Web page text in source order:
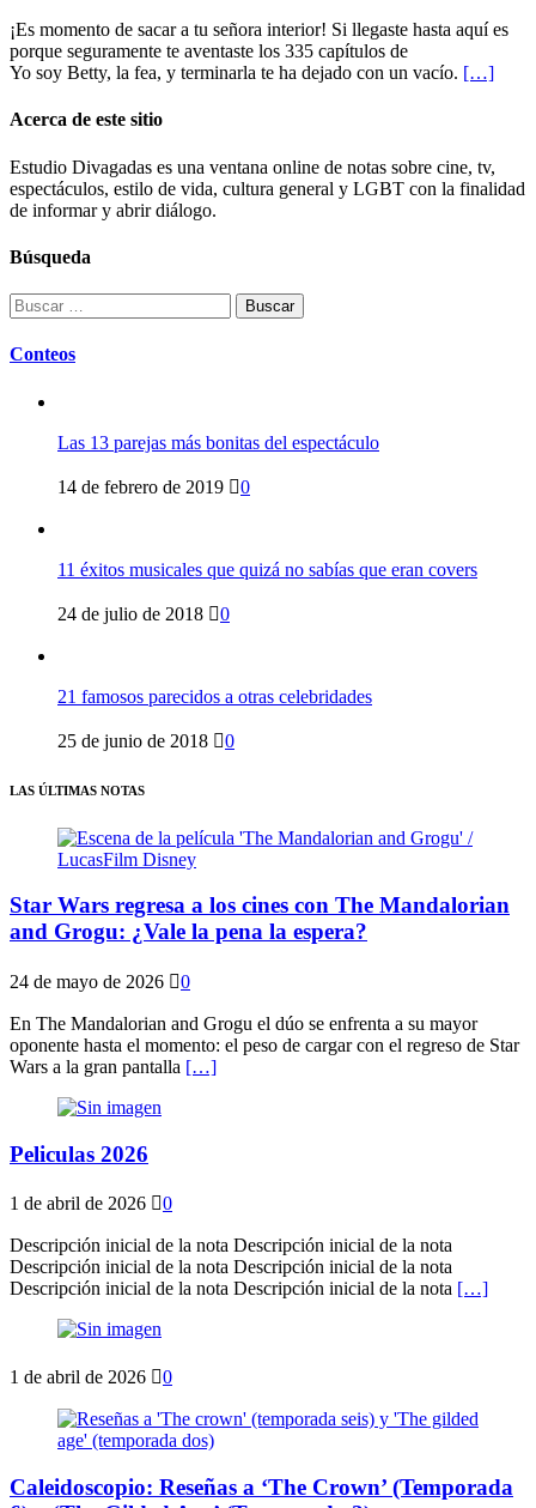
¡Es momento de sacar a tu señora interior! Si llegaste hasta aquí es
porque seguramente te aventaste los 335 capítulos de
Yo soy Betty, la fea, y terminarla te ha dejado con un vacío. […]
Acerca de este sitio
Estudio Divagadas es una ventana online de notas sobre cine, tv,
espectáculos, estilo de vida, cultura general y LGBT con la finalidad
de informar y abrir diálogo.
Búsqueda
Buscar:
Conteos
Las 13 parejas más bonitas del espectáculo
14 de febrero de 2019 0
11 éxitos musicales que quizá no sabías que eran covers
24 de julio de 2018 0
21 famosos parecidos a otras celebridades
25 de junio de 2018 0
LAS ÚLTIMAS NOTAS
Star Wars regresa a los cines con The Mandalorian
and Grogu: ¿Vale la pena la espera?
24 de mayo de 2026 0
En The Mandalorian and Grogu el dúo se enfrenta a su mayor
oponente hasta el momento: el peso de cargar con el regreso de Star
Wars a la gran pantalla […]
Peliculas 2026
1 de abril de 2026 0
Descripción inicial de la nota Descripción inicial de la nota
Descripción inicial de la nota Descripción inicial de la nota
Descripción inicial de la nota Descripción inicial de la nota […]
1 de abril de 2026 0
Caleidoscopio: Reseñas a ‘The Crown’ (Temporada